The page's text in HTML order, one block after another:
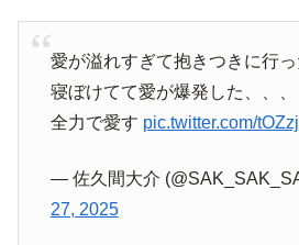
愛が溢れすぎて抱きつきに行っ
寝ぼけてて愛が爆発した、、、
全力で愛す pic.twitter.com/
— 佐久間大介
27, 2025